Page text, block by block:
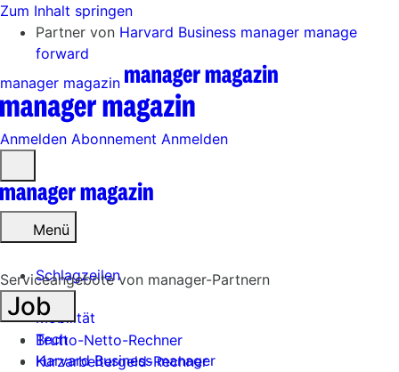
Zum Inhalt springen
Partner von Harvard Business manager manage
forward
manager magazin
Anmelden Abonnement Anmelden
öffnen
Menü
Schlagzeilen
Mobilität
Tech
Harvard Business manager
Serviceangebote von manager-Partnern
Job
Brutto-Netto-Rechner
Kurzarbeitergeld-Rechner